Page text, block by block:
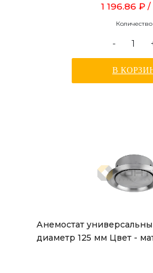
1 196.86 ₽ /
Количество
-
В
Анемостат
диаметр 125 мм Цвет -